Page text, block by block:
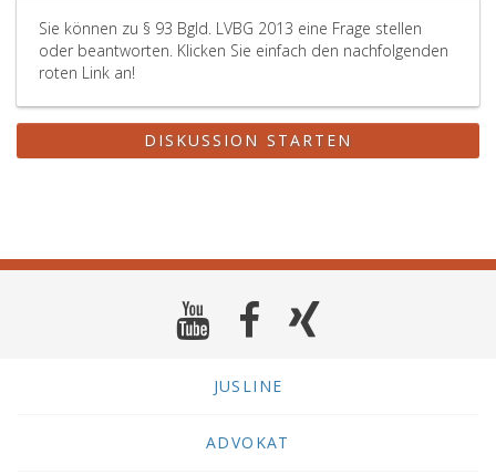
Sie können zu § 93 Bgld. LVBG 2013 eine Frage stellen
oder beantworten. Klicken Sie einfach den nachfolgenden
roten Link an!
DISKUSSION STARTEN
JUSLINE
ADVOKAT